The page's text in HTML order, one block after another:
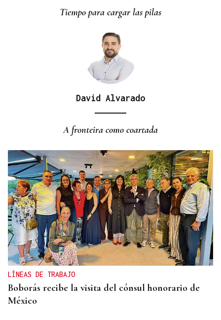
Tiempo para cargar las pilas
David Alvarado
A fronteira como coartada
LÍNEAS DE TRABAJO
Boborás recibe la visita del cónsul honorario de
México